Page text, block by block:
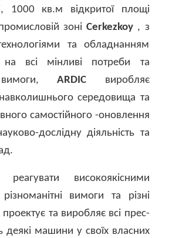
1000 кв.м відкритої площі
зоніCerkezkoy , з
та обладнанням
на всі мінливі потреби та
вимоги,ARDIC виробляє
середовища та
самостійного -оновлення
дослідну діяльність та
високоякісними
вимоги та різні
проектує та виробляє всі прес-
деякі машини у своїх власних